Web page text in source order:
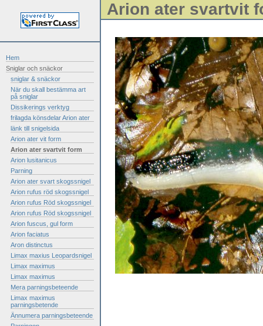
Hem
Sniglar och snäckor
sniglar & snäckor
När du skall bestämma art
på sniglar
Dissikerings verktyg
frilagda könsdelar Arion ater
länk till snigelsida
Arion ater vit form
Arion ater svartvit form
Arion lusitanicus
Parning
Arion ater svart skogssnigel
Arion rufus röd skogssnigel
Arion rufus Röd skogssnigel
Arion rufus Röd skogssnigel
Arion fuscus, gul form
Arion faciatus
Aron distinctus
Limax maxius Leopardsnigel
Limax maximus
Limax maximus
Mera parningsbeteende
Limax maximus
parningsbetende
Ännumera parningsbeteende
Arion ater svartvit